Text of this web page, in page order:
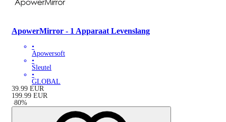
ApowerMirror - 1 Apparaat Levenslang
•
Apowersoft
•
Sleutel
•
GLOBAL
39.99 EUR
199.99 EUR
-80%